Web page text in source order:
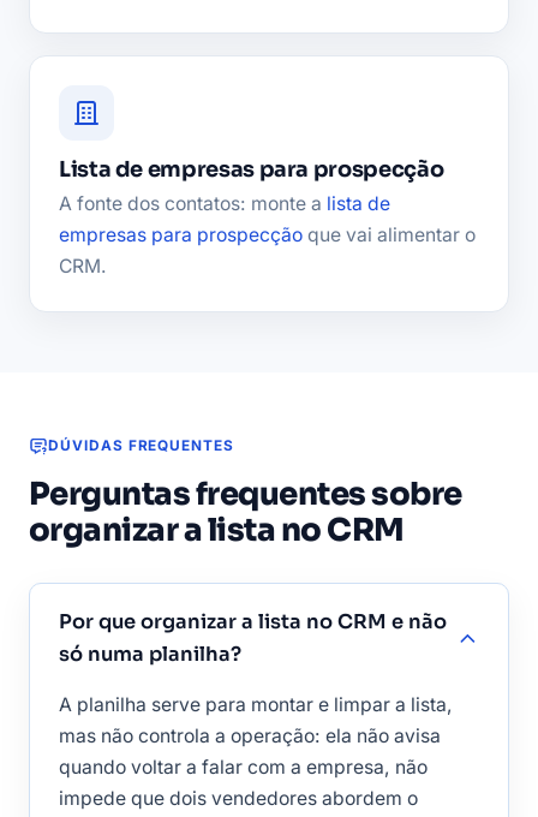
Lista de empresas para prospecção
A fonte dos contatos: monte a lista de
empresas para prospecção que vai alimentar o
CRM.
DÚVIDAS FREQUENTES
Perguntas frequentes sobre
organizar a lista no CRM
Por que organizar a lista no CRM e não
só numa planilha?
A planilha serve para montar e limpar a lista,
mas não controla a operação: ela não avisa
quando voltar a falar com a empresa, não
impede que dois vendedores abordem o